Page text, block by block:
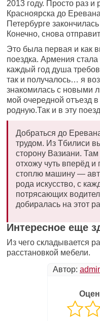
2013 году. Просто раз
Красноярска до
Петербурге
Конечно, снова
Это была первая и как
поездка. Армения стала
каждый год душа
так и получалось… я
знакомилась с новыми
мой очередной отъезд
родную.Так и в эту
Добраться до
трудом. Из Тбилиси
сторону Вазиани.
отхожу чуть вперёд
стоплю машину —
рода искусство, с
потрясающих
добиралась на этот
Интересное еще
Из чего складывается
расстановкой мебели.
Автор: